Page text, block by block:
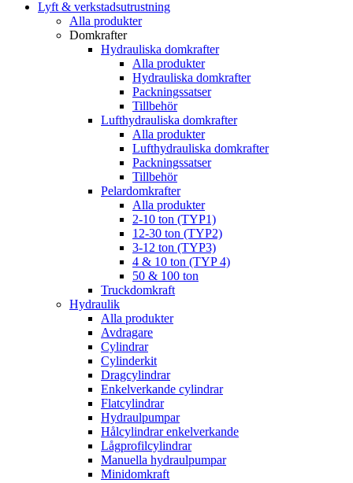
Lyft & verkstadsutrustning
Alla produkter
Domkrafter
Hydrauliska domkrafter
Alla produkter
Hydrauliska domkrafter
Packningssatser
Tillbehör
Lufthydrauliska domkrafter
Alla produkter
Lufthydrauliska domkrafter
Packningssatser
Tillbehör
Pelardomkrafter
Alla produkter
2-10 ton (TYP1)
12-30 ton (TYP2)
3-12 ton (TYP3)
4 & 10 ton (TYP 4)
50 & 100 ton
Truckdomkraft
Hydraulik
Alla produkter
Avdragare
Cylindrar
Cylinderkit
Dragcylindrar
Enkelverkande cylindrar
Flatcylindrar
Hydraulpumpar
Hålcylindrar enkelverkande
Lågprofilcylindrar
Manuella hydraulpumpar
Minidomkraft